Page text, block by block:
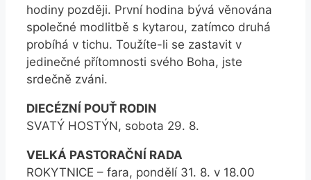
hodiny později. První hodina bývá věnována
společné modlitbě s kytarou, zatímco druhá
probíhá v tichu. Toužíte-li se zastavit v
jedinečné přítomnosti svého Boha, jste
srdečně zváni.
DIECÉZNÍ POUŤ RODIN
SVATÝ HOSTÝN, sobota 29. 8.
VELKÁ PASTORAČNÍ RADA
ROKYTNICE – fara, pondělí 31. 8. v 18.00